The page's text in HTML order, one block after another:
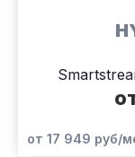
от 17 949 руб/